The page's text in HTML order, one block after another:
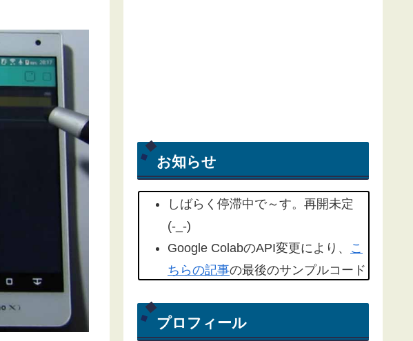
お知らせ
しばらく停滞中で～す。再開未定
(-_-)
Google ColabのAPI変更により、 こ
ちらの記事の最後のサンプルコード
こちらの記事
庁天気予報に変更したものを追記し
プロフィール